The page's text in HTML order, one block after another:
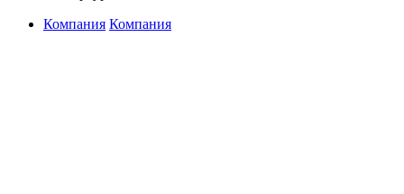
Компания Компания